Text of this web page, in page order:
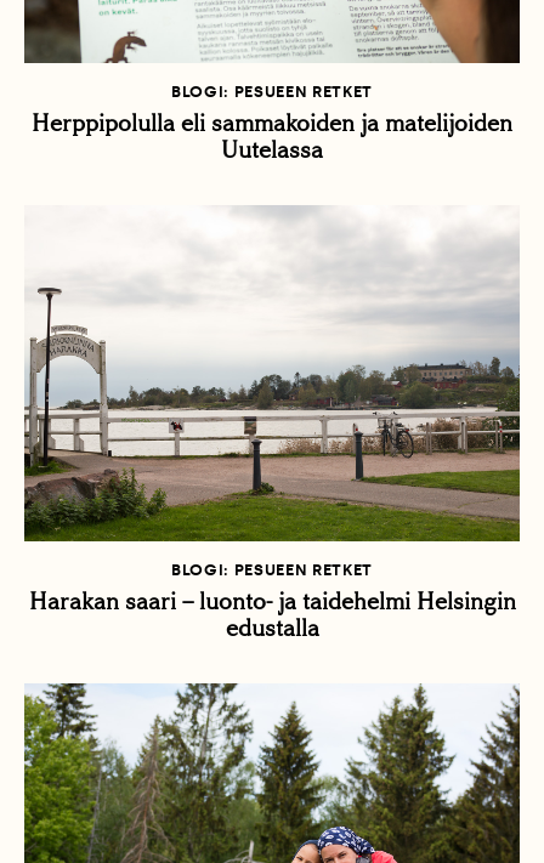
BLOGI: PESUEEN RETKET
Herppipolulla eli sammakoiden ja matelijoiden
Uutelassa
BLOGI: PESUEEN RETKET
Harakan saari – luonto- ja taidehelmi Helsingin
edustalla